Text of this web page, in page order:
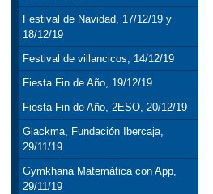
Festival de Navidad, 17/12/19 y
18/12/19
Festival de villancicos, 14/12/19
Fiesta Fin de Año, 19/12/19
Fiesta Fin de Año, 2ESO, 20/12/19
Glackma, Fundación Ibercaja,
29/11/19
Gymkhana Matemática con App,
29/11/19